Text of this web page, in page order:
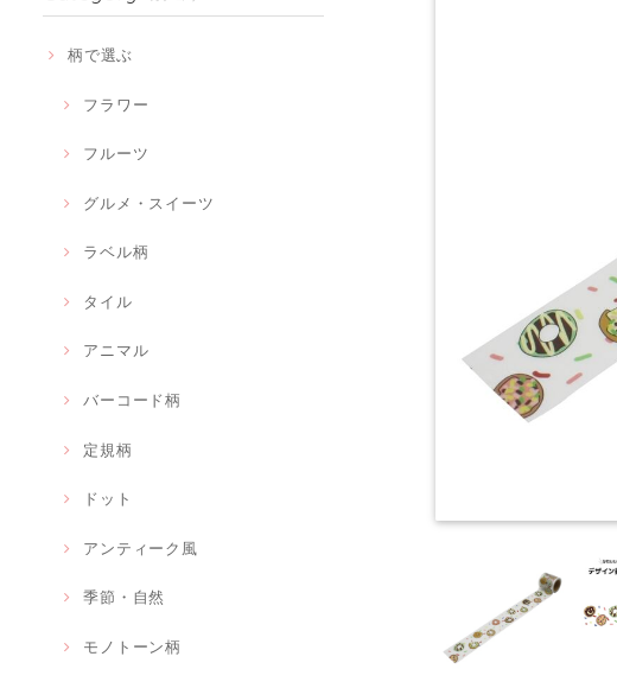
柄で選ぶ
フラワー
フルーツ
グルメ・スイーツ
ラベル柄
タイル
アニマル
バーコード柄
定規柄
ドット
アンティーク風
季節・自然
モノトーン柄